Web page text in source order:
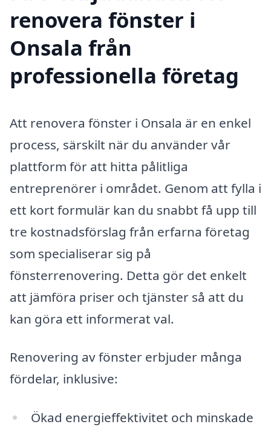
renovera fönster i
Onsala från
professionella företag
Att renovera fönster i Onsala är en enkel
process, särskilt när du använder vår
plattform för att hitta pålitliga
entreprenörer i området. Genom att fylla i
ett kort formulär kan du snabbt få upp till
tre kostnadsförslag från erfarna företag
som specialiserar sig på
fönsterrenovering. Detta gör det enkelt
att jämföra priser och tjänster så att du
kan göra ett informerat val.
Renovering av fönster erbjuder många
fördelar, inklusive:
Ökad energieffektivitet och minskade